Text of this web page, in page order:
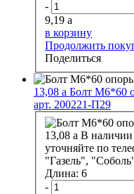
-
9,19 a
в корзину
Продолжить
Поделиться
13,08 a Болт М6*60
арт. 200221-П29
13,08 a В наличии
уточняйте по
Длина: 6
-